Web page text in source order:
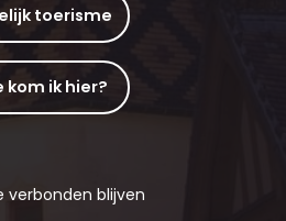
toerisme
kom ik hier?
verbonden blijven